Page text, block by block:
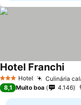
3 EstrelasHotel Culinária
Hotel Franchi
8,1 Muito boa 4.146